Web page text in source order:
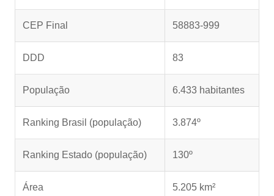
CEP Final 58883-999
DDD 83
População 6.433 habitantes
Ranking Brasil (população) 3.874º
Ranking Estado (população) 130º
Área 5.205 km²